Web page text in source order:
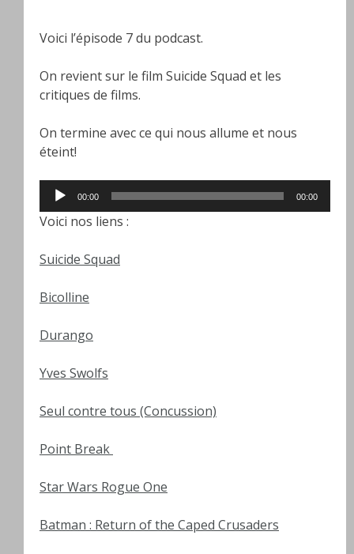
Voici l’épisode 7 du podcast.
On revient sur le film Suicide Squad et les
critiques de films.
On termine avec ce qui nous allume et nous
éteint!
Lecteur
audio
00:00 00:00
Voici nos liens :
Suicide Squad
Bicolline
Durango
Yves Swolfs
Seul contre tous (Concussion)
Point Break
Star Wars Rogue One
Batman : Return of the Caped Crusaders